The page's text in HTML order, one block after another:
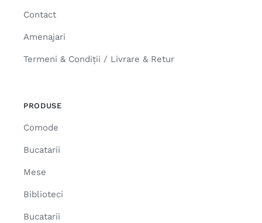
Contact
Amenajari
Termeni & Condiții / Livrare & Retur
PRODUSE
Comode
Bucatarii
Mese
Biblioteci
Bucatarii